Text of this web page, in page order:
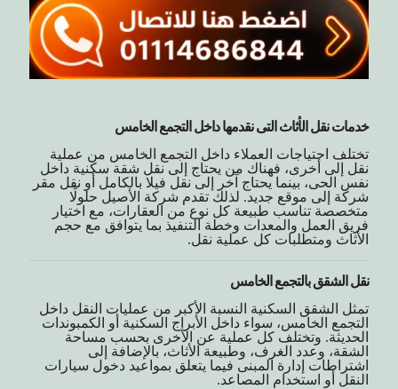
خدمات نقل الأثاث التى نقدمها داخل التجمع الخامس
تختلف احتياجات العملاء داخل التجمع الخامس من عملية
نقل إلى أخرى، فهناك من يحتاج إلى نقل شقة سكنية داخل
نفس الحى، بينما يحتاج آخر إلى نقل فيلا بالكامل أو نقل مقر
شركة إلى موقع جديد. لذلك تقدم شركة الأصيل حلولًا
متخصصة تناسب طبيعة كل نوع من العقارات، مع اختيار
فريق العمل والمعدات وخطة التنفيذ بما يتوافق مع حجم
الأثاث ومتطلبات كل عملية نقل.
نقل الشقق بالتجمع الخامس
تمثل الشقق السكنية النسبة الأكبر من عمليات النقل داخل
التجمع الخامس، سواء داخل الأبراج السكنية أو الكمبوندات
الحديثة. وتختلف كل عملية عن الأخرى بحسب مساحة
الشقة، وعدد الغرف، وطبيعة الأثاث، بالإضافة إلى
اشتراطات إدارة المبنى فيما يتعلق بمواعيد دخول سيارات
النقل أو استخدام المصاعد.